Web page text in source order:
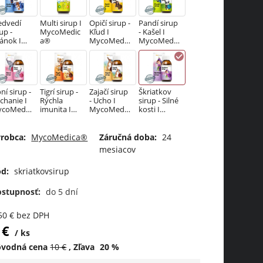
-
I
Multi sirup I
MycoMedic
a®
Opičí sirup -
Kľud I
MycoMedic
a®
Pandí sirup
- Kašel I
MycoMedic
a®
sirup -
I
Tigrí sirup -
Rýchla
imunita I
Zajačí sirup
- Ucho I
MycoMedic
Škriatkov
sirup - Silné
kosti I
sirup -
Bolesť v
krku I
MycoMedic
MycoMedica® Záručná doba: 24
mesiacov
skriatkovsirup
do 5 dní
€ bez DPH
€
ks
cena 10€ Zľava 20 %